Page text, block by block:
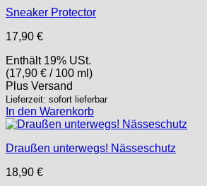
Sneaker Protector
17,90 €
Enthält 19% USt.
(17,90 € / 100 ml)
Plus Versand
Lieferzeit: sofort lieferbar
In den Warenkorb
Draußen unterwegs! Nässeschutz
18,90 €